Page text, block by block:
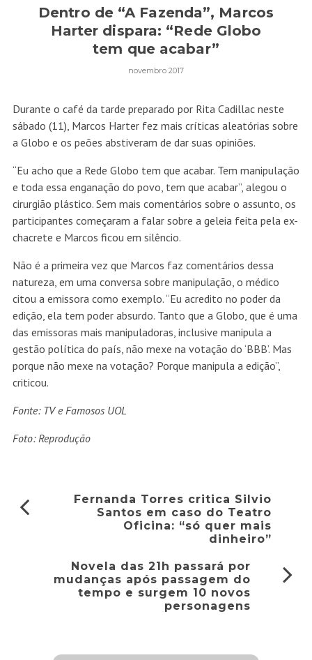
Dentro de “A Fazenda”, Marcos
Harter dispara: “Rede Globo
tem que acabar”
novembro 2017
Durante o café da tarde preparado por Rita Cadillac neste
sábado (11), Marcos Harter fez mais críticas aleatórias sobre
a Globo e os peões abstiveram de dar suas opiniões.
“Eu acho que a Rede Globo tem que acabar. Tem manipulação
e toda essa enganação do povo, tem que acabar”, alegou o
cirurgião plástico. Sem mais comentários sobre o assunto, os
participantes começaram a falar sobre a geleia feita pela ex-
chacrete e Marcos ficou em silêncio.
Não é a primeira vez que Marcos faz comentários dessa
natureza, em uma conversa sobre manipulação, o médico
citou a emissora como exemplo. “Eu acredito no poder da
edição, ela tem poder absurdo. Tanto que a Globo, que é uma
das emissoras mais manipuladoras, inclusive manipula a
gestão política do país, não mexe na votação do ‘BBB’. Mas
porque não mexe na votação? Porque manipula a edição”,
criticou.
Fonte: TV e Famosos UOL
Foto: Reprodução
Fernanda Torres critica Silvio
Santos em caso do Teatro
Oficina: “só quer mais
dinheiro”
Novela das 21h passará por
mudanças após passagem do
tempo e surgem 10 novos
personagens